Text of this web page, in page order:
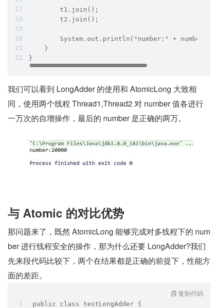
        t1.join();
        t2.join();
        System.out.println("number:" + number);
    }
}
我们可以看到 LongAdder 的使用和 AtomicLong 大致相
同，使用两个线程 Thread1,Thread2 对 number 值各进行
一万次的自增操作，最后的 number 是正确的两万。
与 Atomic 的对比优势
那问题来了，既然 AtomicLong 能够完成对多线程下的 num
ber 进行线程安全的操作，那为什么还要 LongAdder?我们
先来段代码比较下，两个在结果都是正确的前提下，性能方
面的差距。
public class testLongAdder {
复制代码